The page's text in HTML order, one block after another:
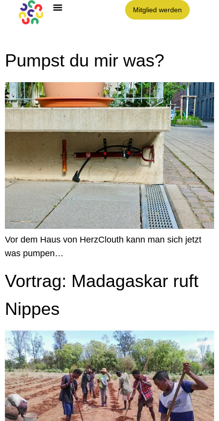
Mitglied werden
Pumpst du mir was?
Vor dem Haus von HerzClouth kann man sich jetzt
was pumpen…
Vortrag: Madagaskar ruft
Nippes